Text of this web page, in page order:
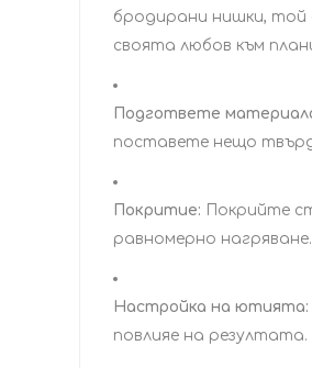
бродирани нишки, той
своята любов към
Подгответе
поставете нещо
Покритие: Покрийте
равномерно нагряване.
Настройка на ютията:
повлияе на резултата.